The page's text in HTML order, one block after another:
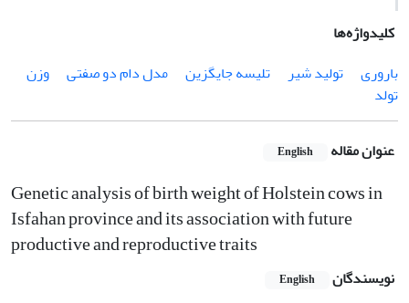
کلیدواژه‌ها
باروری
تولید شیر تلیسه جایگزین مدل دام دو صفتی
وزن
تولد
عنوان مقاله English
Genetic analysis of birth weight of Holstein cows in
Isfahan province and its association with future
productive and reproductive traits
نویسندگان English